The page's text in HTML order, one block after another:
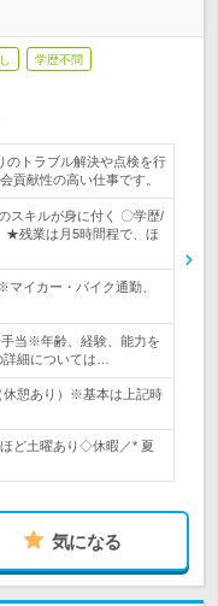
学歴不問
のトラブル解決や点検を行
貢献性の高い仕事です。
スキルが身に付く 〇学歴/
残業は月5時間程で、ほ
マイカー・バイク通勤、
当※年齢、経験、能力を
細については…
休憩あり）※基本は上記時
ど土曜あり◇休暇／* 夏
気になる